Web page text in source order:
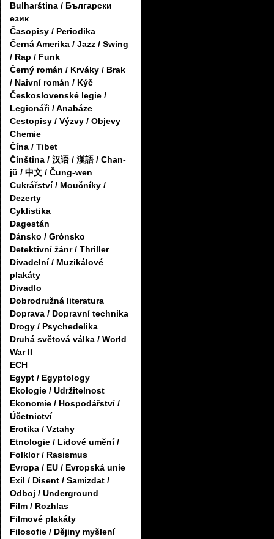
Bulharština / Български
език
Časopisy / Periodika
Černá Amerika / Jazz / Swing
/ Rap / Funk
Černý román / Krváky / Brak
/ Naivní román / Kýč
Československé legie /
Legionáři / Anabáze
Cestopisy / Výzvy / Objevy
Chemie
Čína / Tibet
Čínština / 汉语 / 漢語 / Chan-
jü / 中文 / Čung-wen
Cukrářství / Moučníky /
Dezerty
Cyklistika
Dagestán
Dánsko / Grónsko
Detektivní žánr / Thriller
Divadelní / Muzikálové
plakáty
Divadlo
Dobrodružná literatura
Doprava / Dopravní technika
Drogy / Psychedelika
Druhá světová válka / World
War II
ECH
Egypt / Egyptology
Ekologie / Udržitelnost
Ekonomie / Hospodářství /
Účetnictví
Erotika / Vztahy
Etnologie / Lidové umění /
Folklor / Rasismus
Evropa / EU / Evropská unie
Exil / Disent / Samizdat /
Odboj / Underground
Film / Rozhlas
Filmové plakáty
Filosofie / Dějiny myšlení